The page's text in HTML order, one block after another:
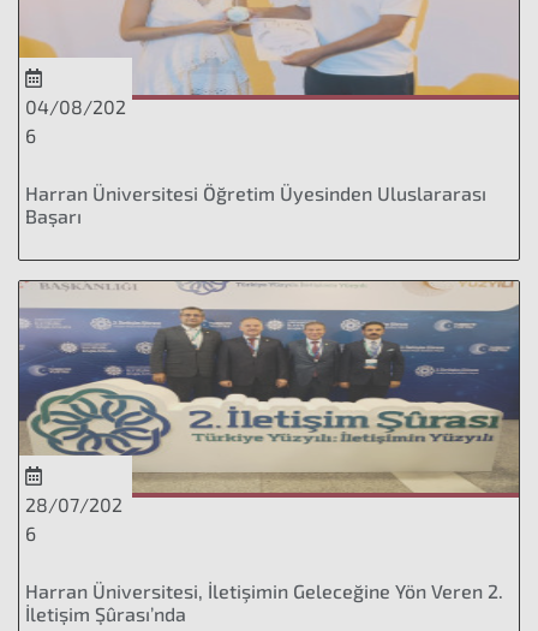
04/08/202
6
Harran Üniversitesi Öğretim Üyesinden Uluslararası
Başarı
28/07/202
6
Harran Üniversitesi, İletişimin Geleceğine Yön Veren 2.
İletişim Şûrası’nda